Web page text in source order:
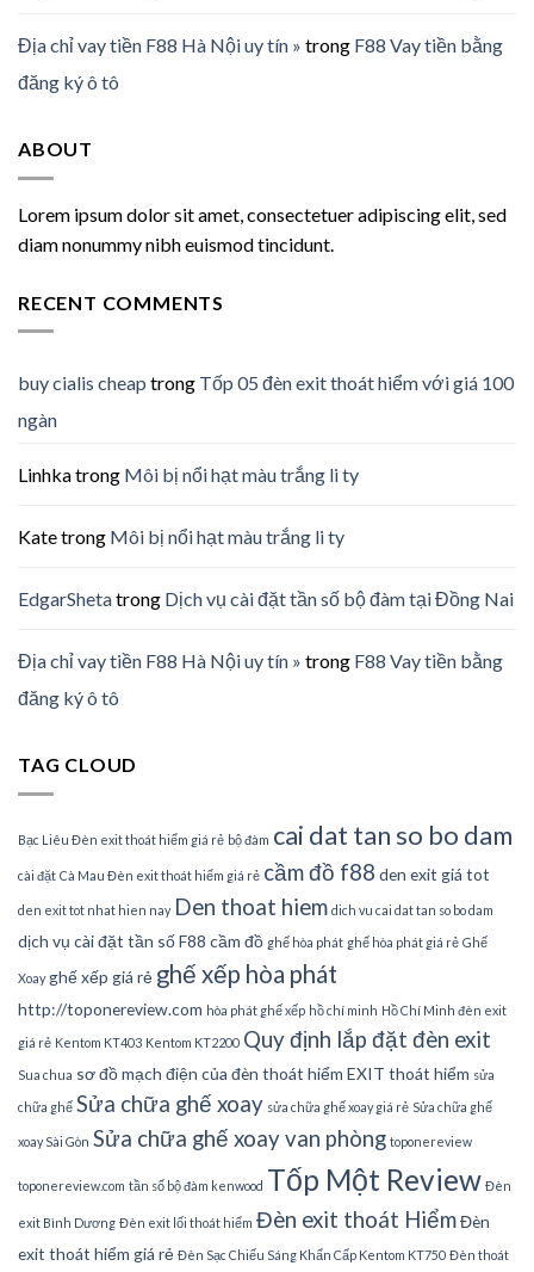
Địa chỉ vay tiền F88 Hà Nội uy tín » trong F88 Vay tiền bằng
đăng ký ô tô
ABOUT
Lorem ipsum dolor sit amet, consectetuer adipiscing elit, sed
diam nonummy nibh euismod tincidunt.
RECENT COMMENTS
buy cialis cheap trong Tốp 05 đèn exit thoát hiểm với giá 100
ngàn
Linhkatrong Môi bị nổi hạt màu trắng li ty
Katetrong Môi bị nổi hạt màu trắng li ty
EdgarShetatrong Dịch vụ cài đặt tần số bộ đàm tại Đồng Nai
Địa chỉ vay tiền F88 Hà Nội uy tín » trong F88 Vay tiền bằng
đăng ký ô tô
TAG CLOUD
Bạc Liêu Đèn exit thoát hiểm giá rẻ bộ đàm cai dat tan so bo dam
cài đặt Cà Mau Đèn exit thoát hiểm giá rẻ cầm đồ f88 den exit giá tot
den exit tot nhat hien nay Den thoat hiem dich vu cai dat tan so bo dam
dịch vụ cài đặt tần sốF88 cầm đồ ghế hòa phát ghế hòa phát giá rẻ Ghế
Xoay ghế xếp giá rẻ ghế xếp hòa phát
http://toponereview.com hòa phát ghế xếp hồ chí minh Hồ Chí Minh đèn exit
giá rẻ Kentom KT403 Kentom KT2200 Quy định lắp đặt đèn exit
Sua chua sơ đồ mạch điện của đèn thoát hiểm EXIT thoát hiểm sửa
chữa ghế Sửa chữa ghế xoay sửa chữa ghế xoay giá rẻ Sửa chữa ghế
xoay Sài Gòn Sửa chữa ghế xoay van phòng toponereview
toponereview.com tần số bộ đàm kenwood Tốp Một Review Đèn
exit Bình Dương Đèn exit lối thoát hiểm Đèn exit thoát HiểmĐèn
exit thoát hiểm giá rẻ Đèn Sạc Chiếu Sáng Khẩn Cấp Kentom KT750 Đèn thoát